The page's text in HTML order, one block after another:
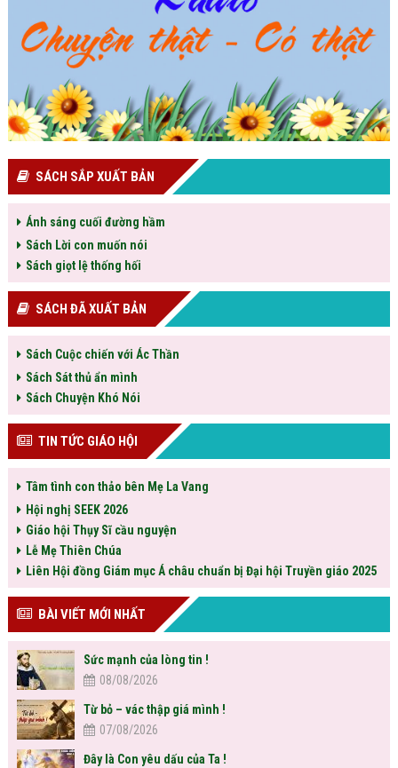
SÁCH SẮP XUẤT BẢN
Ánh sáng cuối đường hầm
Sách Lời con muốn nói
Sách giọt lệ thống hối
SÁCH ĐÃ XUẤT BẢN
Sách Cuộc chiến với Ác Thần
Sách Sát thủ ẩn mình
Sách Chuyện Khó Nói
TIN TỨC GIÁO HỘI
Tâm tình con thảo bên Mẹ La Vang
Hội nghị SEEK 2026
Giáo hội Thụy Sĩ cầu nguyện
Lễ Mẹ Thiên Chúa
Liên Hội đồng Giám mục Á châu chuẩn bị Đại hội Truyền giáo 2025
BÀI VIẾT MỚI NHẤT
Sức mạnh của lòng tin !
08/08/2026
Từ bỏ – vác thập giá mình !
07/08/2026
Đây là Con yêu dấu của Ta !